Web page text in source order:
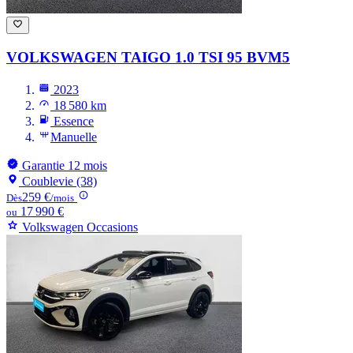
VOLKSWAGEN TAIGO 1.0 TSI 95 BVM5
2023
18 580 km
Essence
Manuelle
Garantie 12 mois
Coublevie (38)
Dès259 €/mois
ou 17 990 €
Volkswagen Occasions